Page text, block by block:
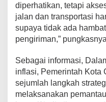
diperhatikan, tetapi
jalan dan transportasi
supaya tidak ada
pengiriman,”
Sebagai informasi,
inflasi, Pemerintah Kota
sejumlah langkah
melaksanakan